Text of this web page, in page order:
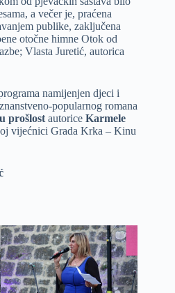
a večer je, praćena
publike, zaključena
otočne himne Otok od
Vlasta Juretić, autorica
namijenjen djeci i
popularnog romana
prošlost autorice Karmele
vijećnici Grada Krka – Kinu